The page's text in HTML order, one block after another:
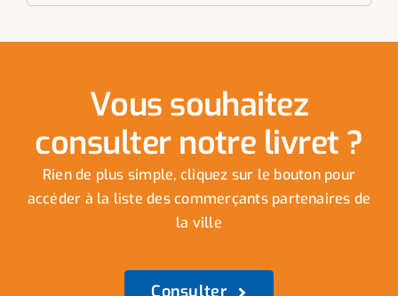
Vous souhaitez
consulter notre livret ?
Rien de plus simple, cliquez sur le bouton pour
accéder à la liste des commerçants partenaires de
la ville
Consulter